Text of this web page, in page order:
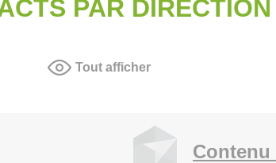
PAR DIRECTION
Tout afficher
Contenu